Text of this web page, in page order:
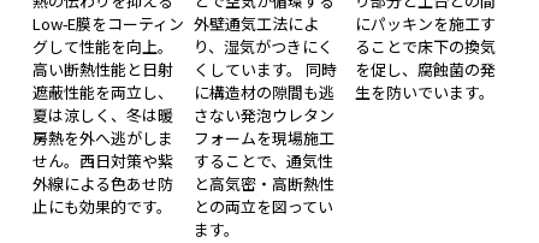
Low-E膜をコーティン
グして性能を向上。
高い断熱性能と日射
遮蔽性能を両立し、
夏は涼しく、冬は暖
房熱を外へ逃がしま
せん。西日対策や紫
外線による色あせ防
止にも効果的です。
外壁通気工法によ
り、湿気がつきにく
くしています。 同時
に構造材の隙間も逃
さない発泡ウレタン
フォームを現場施工
することで、通気性
と高気密・高断熱性
との両立を図ってい
ます。
にパッキンを施工す
ることで床下の換気
を促し、腐蝕菌の発
生を防いでいます。